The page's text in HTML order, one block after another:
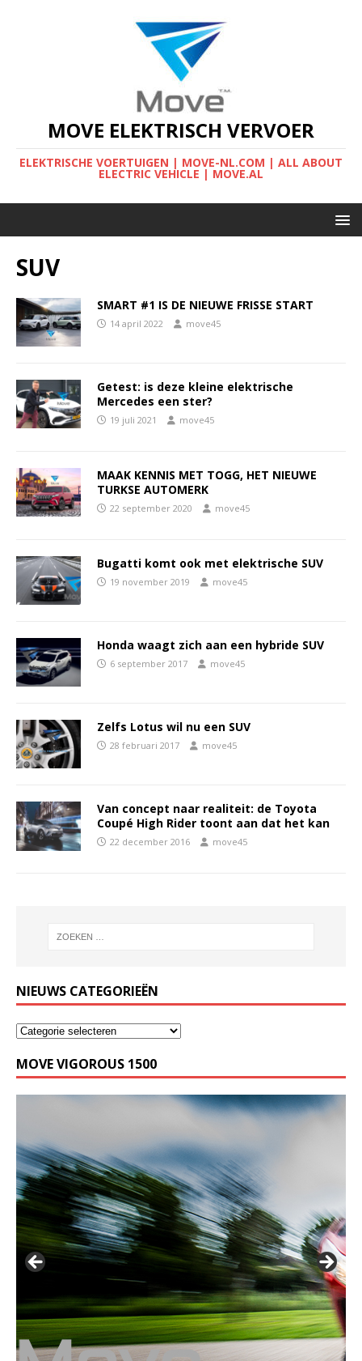
MOVE ELEKTRISCH VERVOER
ELEKTRISCHE VOERTUIGEN | MOVE-NL.COM | ALL ABOUT
ELECTRIC VEHICLE | MOVE.AL
SUV
SMART #1 IS DE NIEUWE FRISSE START
14 april 2022 move45
Getest: is deze kleine elektrische
Mercedes een ster?
19 juli 2021 move45
MAAK KENNIS MET TOGG, HET NIEUWE
TURKSE AUTOMERK
22 september 2020 move45
Bugatti komt ook met elektrische SUV
19 november 2019 move45
Honda waagt zich aan een hybride SUV
6 september 2017 move45
Zelfs Lotus wil nu een SUV
28 februari 2017 move45
Van concept naar realiteit: de Toyota
Coupé High Rider toont aan dat het kan
22 december 2016 move45
NIEUWS CATEGORIEËN
MOVE VIGOROUS 1500